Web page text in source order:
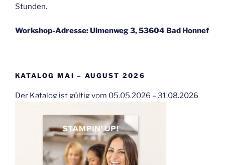
Stunden.
Workshop-Adresse: Ulmenweg 3, 53604 Bad Honnef
KATALOG MAI – AUGUST 2026
Der Katalog ist gültig vom 05.05.2026 – 31.08.2026